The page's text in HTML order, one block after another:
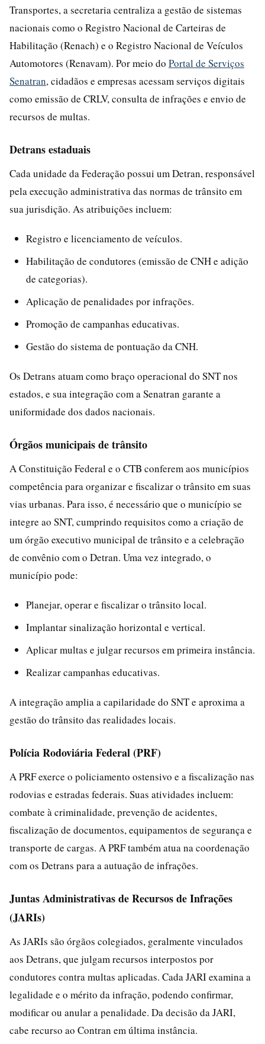
Transportes, a secretaria centraliza a gestão de sistemas
nacionais como o Registro Nacional de Carteiras de
Habilitação (Renach) e o Registro Nacional de Veículos
Automotores (Renavam). Por meio do Portal de Serviços
Senatran, cidadãos e empresas acessam serviços digitais
como emissão de CRLV, consulta de infrações e envio de
recursos de multas.
Detrans estaduais
Cada unidade da Federação possui um Detran, responsável
pela execução administrativa das normas de trânsito em
sua jurisdição. As atribuições incluem:
Registro e licenciamento de veículos.
Habilitação de condutores (emissão de CNH e adição
de categorias).
Aplicação de penalidades por infrações.
Promoção de campanhas educativas.
Gestão do sistema de pontuação da CNH.
Os Detrans atuam como braço operacional do SNT nos
estados, e sua integração com a Senatran garante a
uniformidade dos dados nacionais.
Órgãos municipais de trânsito
A Constituição Federal e o CTB conferem aos municípios
competência para organizar e fiscalizar o trânsito em suas
vias urbanas. Para isso, é necessário que o município se
integre ao SNT, cumprindo requisitos como a criação de
um órgão executivo municipal de trânsito e a celebração
de convênio com o Detran. Uma vez integrado, o
município pode:
Planejar, operar e fiscalizar o trânsito local.
Implantar sinalização horizontal e vertical.
Aplicar multas e julgar recursos em primeira instância.
Realizar campanhas educativas.
A integração amplia a capilaridade do SNT e aproxima a
gestão do trânsito das realidades locais.
Polícia Rodoviária Federal (PRF)
A PRF exerce o policiamento ostensivo e a fiscalização nas
rodovias e estradas federais. Suas atividades incluem:
combate à criminalidade, prevenção de acidentes,
fiscalização de documentos, equipamentos de segurança e
transporte de cargas. A PRF também atua na coordenação
com os Detrans para a autuação de infrações.
Juntas Administrativas de Recursos de Infrações
(JARIs)
As JARIs são órgãos colegiados, geralmente vinculados
aos Detrans, que julgam recursos interpostos por
condutores contra multas aplicadas. Cada JARI examina a
legalidade e o mérito da infração, podendo confirmar,
modificar ou anular a penalidade. Da decisão da JARI,
cabe recurso ao Contran em última instância.